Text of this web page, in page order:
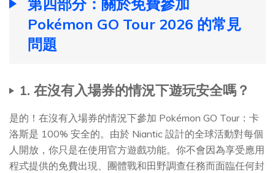
第四部分：關於免費參加
Pokémon GO Tour 2026 的常見
問題
1. 在沒有入場券的情況下遊玩安全嗎？
是的！在沒有入場券的情況下參加 Pokémon GO Tour：卡
洛斯是 100% 安全的。由於 Niantic 設計的全球活動對每個
人開放，你只是在使用官方遊戲功能。你不會因為享受應用
程式提供的免費出現、團體戰和田野調查任務而面臨任何封